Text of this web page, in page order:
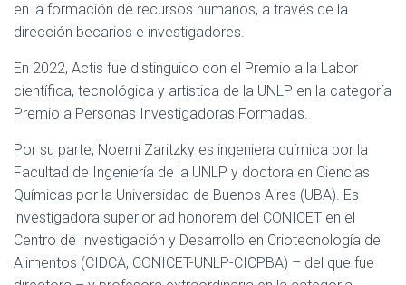
en la formación de recursos humanos, a través de la
dirección becarios e investigadores.
En 2022, Actis fue distinguido con el Premio a la Labor
científica, tecnológica y artística de la UNLP en la categoría
Premio a Personas Investigadoras Formadas.
Por su parte, Noemí Zaritzky es ingeniera química por la
Facultad de Ingeniería de la UNLP y doctora en Ciencias
Químicas por la Universidad de Buenos Aires (UBA). Es
investigadora superior ad honorem del CONICET en el
Centro de Investigación y Desarrollo en Criotecnología de
Alimentos (CIDCA, CONICET-UNLP-CICPBA) – del que fue